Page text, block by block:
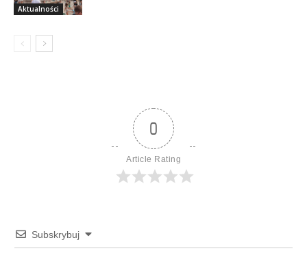
Aktualności
0
Article Rating
Subskrybuj